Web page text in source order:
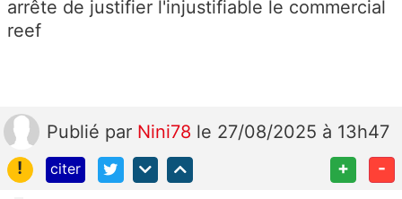
arrête de justifier l'injustifiable le commercial
reef
Publié par Nini78 le 27/08/2025 à 13h47
!
citer + -